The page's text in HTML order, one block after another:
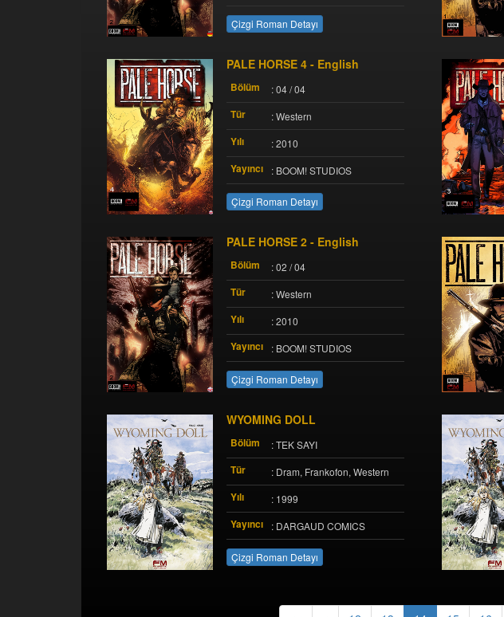
Çizgi Roman Detayı
PALE HORSE 4 - English
Bölüm : 04 / 04
Tür : Western
Yılı : 2010
Yayıncı : BOOM! STUDIOS
Çizgi Roman Detayı
PALE HORSE 2 - English
Bölüm : 02 / 04
Tür : Western
Yılı : 2010
Yayıncı : BOOM! STUDIOS
Çizgi Roman Detayı
WYOMING DOLL
Bölüm : TEK SAYI
Tür : Dram, Frankofon, Western
Yılı : 1999
Yayıncı : DARGAUD COMICS
Çizgi Roman Detayı